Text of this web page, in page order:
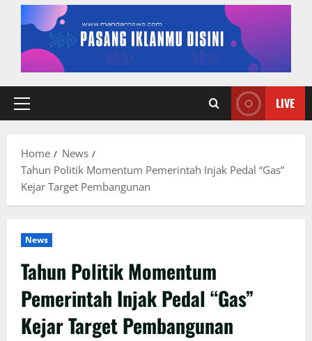
Primary
LIVE
Home
News
Tahun Politik Momentum Pemerintah Injak Pedal “Gas”
Kejar Target Pembangunan
News
Tahun Politik Momentum
Pemerintah Injak Pedal “Gas”
Kejar Target Pembangunan